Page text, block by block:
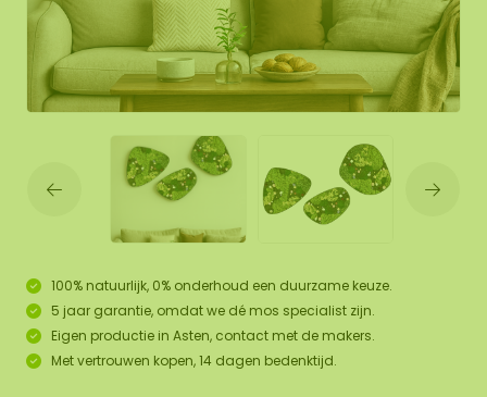
100% natuurlijk, 0% onderhoud een duurzame keuze.
5 jaar garantie, omdat we dé mos specialist zijn.
Eigen productie in Asten, contact met de makers.
Met vertrouwen kopen, 14 dagen bedenktijd.